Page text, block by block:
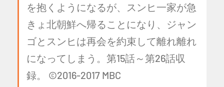
を抱くようになるが、スンヒ一家が急
きょ北朝鮮へ帰ることになり、ジャン
ゴとスンヒは再会を約束して離れ離れ
になってしまう。第15話～第26話収
録。 ©2016-2017 MBC